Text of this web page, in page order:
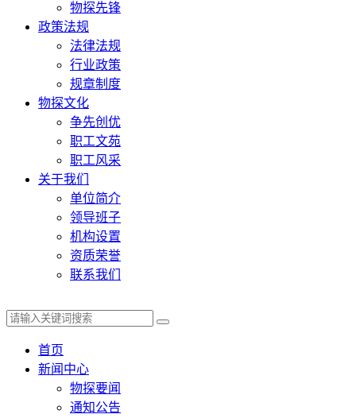
物探先锋
政策法规
法律法规
行业政策
规章制度
物探文化
争先创优
职工文苑
职工风采
关于我们
单位简介
领导班子
机构设置
资质荣誉
联系我们
首页
新闻中心
物探要闻
通知公告